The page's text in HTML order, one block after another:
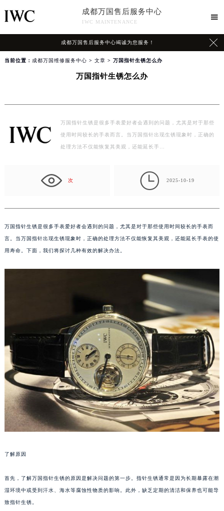
成都万国售后服务中心
IWC MAINTENANCE

成都万国售后服务中心竭诚为您服务！ 
当前位置： 成都万国维修服务中心 > 文章 > 万国指针生锈怎么办
万国指针生锈怎么办
万国指针生锈是很多手表爱好者会遇到的问题，尤其是对于那些
使用时间较长的手表而言。当万国指针出现生锈现象时，正确的
处理方法不仅能恢复其美观，还能延长手…
次  2025-10-19
万国指针生锈是很多手表爱好者会遇到的问题，尤其是对于那些使用时间较长的手表而
言。当万国指针出现生锈现象时，正确的处理方法不仅能恢复其美观，还能延长手表的使
用寿命。下面，我们将探讨几种有效的解决办法。
了解原因
首先，了解万国指针生锈的原因是解决问题的第一步。指针生锈通常是因为长期暴露在潮
湿环境中或受到汗水、海水等腐蚀性物质的影响。此外，缺乏定期的清洁和保养也可能导
致指针生锈。